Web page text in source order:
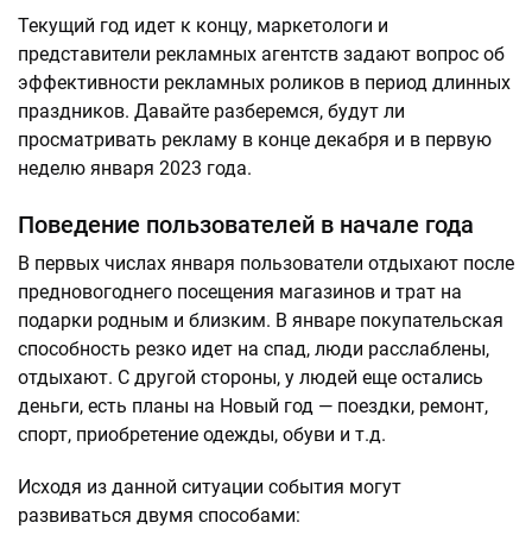
Текущий год идет к концу, маркетологи и
представители рекламных агентств задают вопрос об
эффективности рекламных роликов в период длинных
праздников. Давайте разберемся, будут ли
просматривать рекламу в конце декабря и в первую
неделю января 2023 года.
Поведение пользователей в начале года
В первых числах января пользователи отдыхают после
предновогоднего посещения магазинов и трат на
подарки родным и близким. В январе покупательская
способность резко идет на спад, люди расслаблены,
отдыхают. С другой стороны, у людей еще остались
деньги, есть планы на Новый год — поездки, ремонт,
спорт, приобретение одежды, обуви и т.д.
Исходя из данной ситуации события могут
развиваться двумя способами: